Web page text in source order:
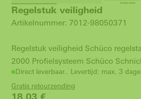
Regelstuk veiligheid
Artikelnummer: 7012-98050371
Regelstuk veiligheid Schüco
2000 Profielsysteem Schüco
Direct leverbaar.. Levertijd: max. 3
Gratis retourzending
18,03 €